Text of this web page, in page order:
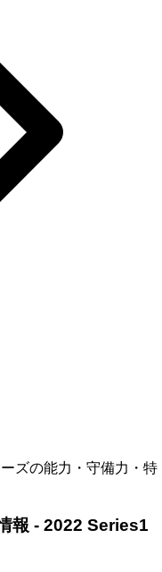
ズの能力・守備力・特
報 - 2022 Series1